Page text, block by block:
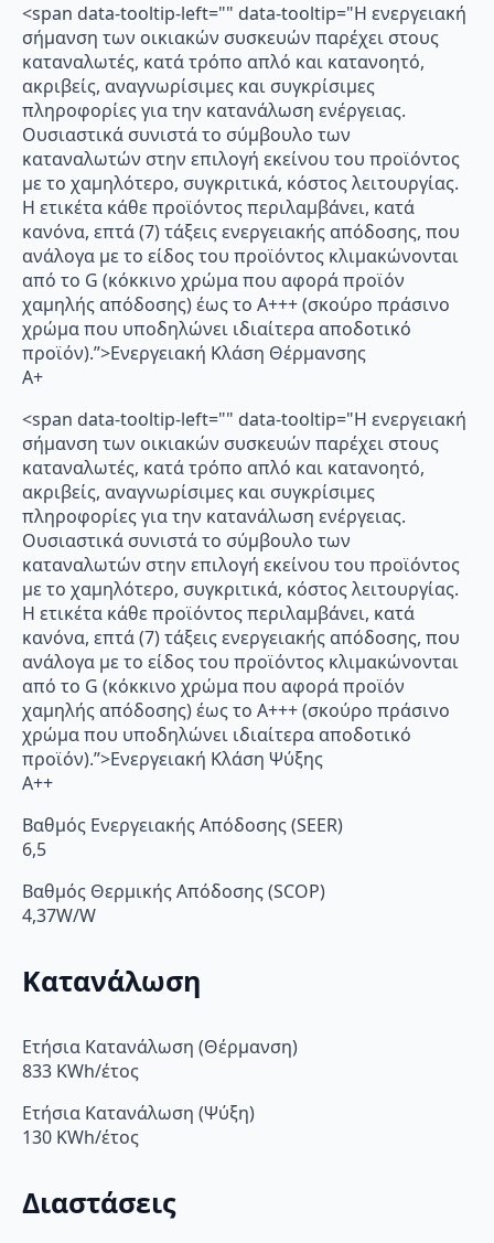
<span data-tooltip-left="" data-tooltip="Η ενεργειακή
σήμανση των οικιακών συσκευών παρέχει στους
καταναλωτές, κατά τρόπο απλό και κατανοητό,
ακριβείς, αναγνωρίσιμες και συγκρίσιμες
πληροφορίες για την κατανάλωση ενέργειας.
Ουσιαστικά συνιστά το σύμβουλο των
καταναλωτών στην επιλογή εκείνου του προϊόντος
με το χαμηλότερο, συγκριτικά, κόστος λειτουργίας.
Η ετικέτα κάθε προϊόντος περιλαμβάνει, κατά
κανόνα, επτά (7) τάξεις ενεργειακής απόδοσης, που
ανάλογα με το είδος του προϊόντος κλιμακώνονται
από το G (κόκκινο χρώμα που αφορά προϊόν
χαμηλής απόδοσης) έως το Α+++ (σκούρο πράσινο
χρώμα που υποδηλώνει ιδιαίτερα αποδοτικό
προϊόν).”>Ενεργειακή Κλάση Θέρμανσης
A+
<span data-tooltip-left="" data-tooltip="Η ενεργειακή
σήμανση των οικιακών συσκευών παρέχει στους
καταναλωτές, κατά τρόπο απλό και κατανοητό,
ακριβείς, αναγνωρίσιμες και συγκρίσιμες
πληροφορίες για την κατανάλωση ενέργειας.
Ουσιαστικά συνιστά το σύμβουλο των
καταναλωτών στην επιλογή εκείνου του προϊόντος
με το χαμηλότερο, συγκριτικά, κόστος λειτουργίας.
Η ετικέτα κάθε προϊόντος περιλαμβάνει, κατά
κανόνα, επτά (7) τάξεις ενεργειακής απόδοσης, που
ανάλογα με το είδος του προϊόντος κλιμακώνονται
από το G (κόκκινο χρώμα που αφορά προϊόν
χαμηλής απόδοσης) έως το Α+++ (σκούρο πράσινο
χρώμα που υποδηλώνει ιδιαίτερα αποδοτικό
προϊόν).”>Ενεργειακή Κλάση Ψύξης
A++
Βαθμός Ενεργειακής Απόδοσης (SEER)
6,5
Βαθμός Θερμικής Απόδοσης (SCOP)
4,37W/W
Κατανάλωση
Ετήσια Κατανάλωση (Θέρμανση)
833 KWh/έτος
Ετήσια Κατανάλωση (Ψύξη)
130 KWh/έτος
Διαστάσεις